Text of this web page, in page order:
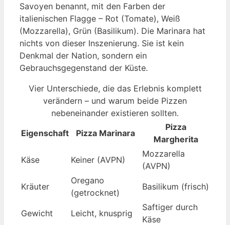
Savoyen benannt, mit den Farben der
italienischen Flagge – Rot (Tomate), Weiß
(Mozzarella), Grün (Basilikum). Die Marinara hat
nichts von dieser Inszenierung. Sie ist kein
Denkmal der Nation, sondern ein
Gebrauchsgegenstand der Küste.
Vier Unterschiede, die das Erlebnis komplett
verändern – und warum beide Pizzen
nebeneinander existieren sollten.
Eigenschaft
Pizza Marinara
Pizza
Margherita
Käse
Keiner (AVPN)
Mozzarella
(AVPN)
Kräuter
Oregano
(getrocknet)
Basilikum (frisch)
Gewicht Leicht, knusprig
Saftiger durch
Käse